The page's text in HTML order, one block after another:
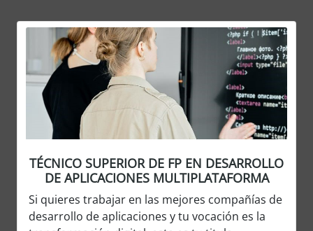
TÉCNICO SUPERIOR DE FP EN DESARROLLO
DE APLICACIONES MULTIPLATAFORMA
Si quieres trabajar en las mejores compañías de
desarrollo de aplicaciones y tu vocación es la